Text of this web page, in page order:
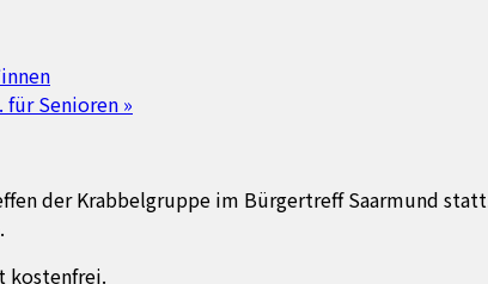
für Senioren »
der Krabbelgruppe im Bürgertreff Saarmund
kostenfrei.